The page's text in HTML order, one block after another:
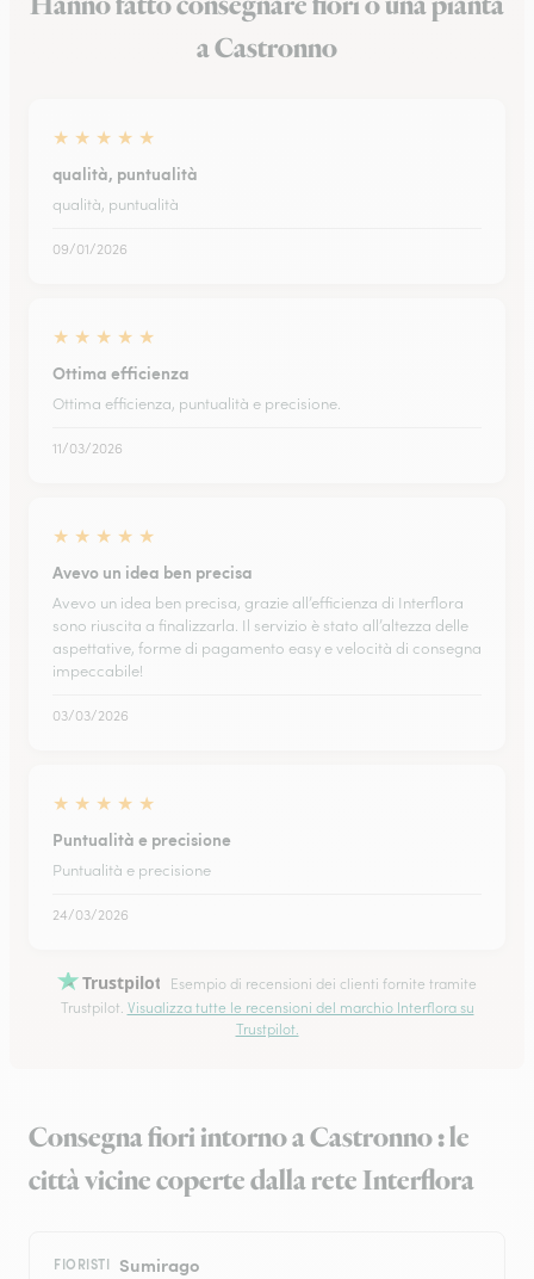
a Castronno
★ ★ ★ ★ ★
qualità, puntualità
qualità, puntualità
09/01/2026
★ ★ ★ ★ ★
Ottima efficienza
Ottima efficienza, puntualità e precisione.
11/03/2026
★ ★ ★ ★ ★
Avevo un idea ben precisa
Avevo un idea ben precisa, grazie all’efficienza di Interflora
sono riuscita a finalizzarla. Il servizio è stato all’altezza delle
aspettative, forme di pagamento easy e velocità di consegna
impeccabile!
03/03/2026
★ ★ ★ ★ ★
Puntualità e precisione
Puntualità e precisione
24/03/2026
Trustpilot
Esempio di recensioni dei clienti fornite tramite
Trustpilot. Visualizza tutte le recensioni del marchio Interflora su
Trustpilot.
Consegna fiori intorno a Castronno : le
città vicine coperte dalla rete Interflora
FIORISTI Sumirago